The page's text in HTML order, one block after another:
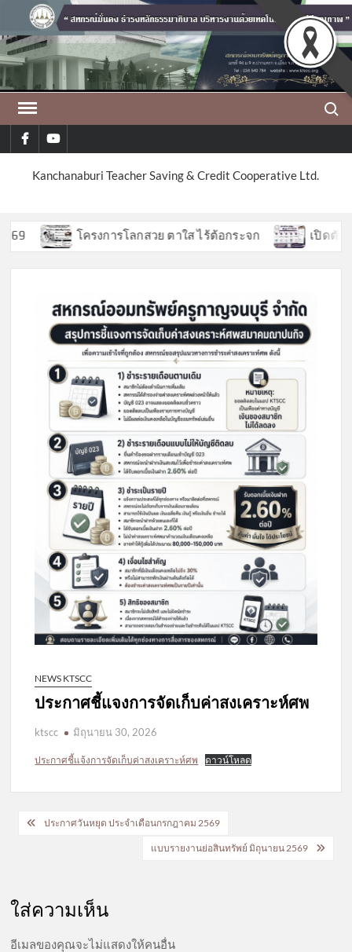
content
facebookyoutube
Kanchanaburi Teacher Saving & Credit Cooperative Ltd.
โครงการโลกสวย ตาใส ไร้ต้อกระจก เปิดตัวฟีเจอ
NEWS KTSCC
ประกาศชี้แจงการจัดเก็บค่าสงเคราะห์ศพ
ktscc มิถุนายน 30, 2026
ประกาศชี้แจ้งการจัดเก็บค่าสงเคราะห์ศพ ดาวน์โหลด
แนะแนว
ประกาศวันหยุด ประจำเดือนกรกฎาคม 2569
แบบรายงานย่อสินทรัพย์ มิถุนายน 2569
ใส่ความเห็น
อีเมลของคุณจะไม่แสดงให้คนอื่น